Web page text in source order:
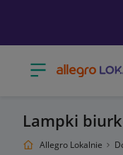
Otwórz menu z
Lampki
Allegro Lokalnie